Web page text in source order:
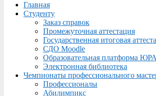
Menu
Главная
Студенту
Заказ справок
Промежуточная аттестация
Государственная итоговая
СДО Moodle
Образовательная платформа
Электронная библиотека
Чемпионаты профессионального
Профессионалы
Абилимпикс